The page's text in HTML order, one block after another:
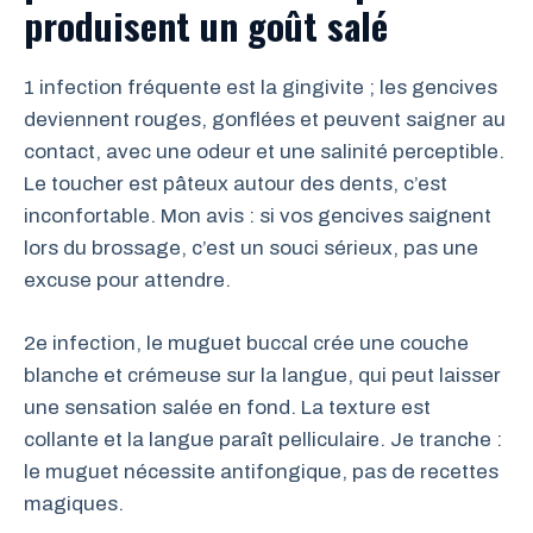
produisent un goût salé
1 infection fréquente est la gingivite ; les gencives
deviennent rouges, gonflées et peuvent saigner au
contact, avec une odeur et une salinité perceptible.
Le toucher est pâteux autour des dents, c’est
inconfortable. Mon avis : si vos gencives saignent
lors du brossage, c’est un souci sérieux, pas une
excuse pour attendre.
2e infection, le muguet buccal crée une couche
blanche et crémeuse sur la langue, qui peut laisser
une sensation salée en fond. La texture est
collante et la langue paraît pelliculaire. Je tranche :
le muguet nécessite antifongique, pas de recettes
magiques.